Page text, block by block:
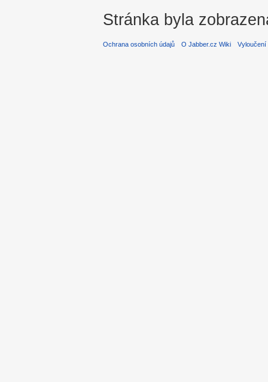
Stránka byla
Ochrana osobních údajů O Jabber.cz Wiki Vyloučení